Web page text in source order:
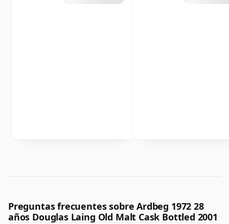
Preguntas frecuentes sobre Ardbeg 1972 28
años Douglas Laing Old Malt Cask Bottled 2001